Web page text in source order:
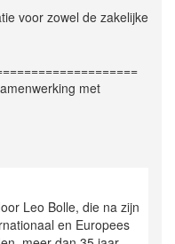
voor zowel de zakelijke
met
Leo Bolle, die na zijn
en Europees